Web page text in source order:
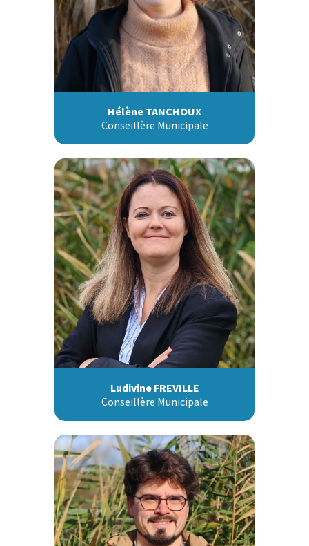
Hélène TANCHOUX
Conseillère Municipale
Ludivine FREVILLE
Conseillère Municipale